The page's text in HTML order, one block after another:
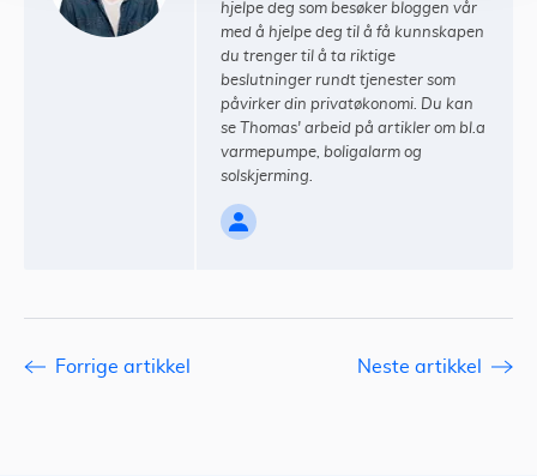
hjelpe deg som besøker bloggen vår
med å hjelpe deg til å få kunnskapen
du trenger til å ta riktige
beslutninger rundt tjenester som
påvirker din privatøkonomi. Du kan
se Thomas' arbeid på artikler om bl.a
varmepumpe, boligalarm og
solskjerming.
Forrige artikkel Neste artikkel